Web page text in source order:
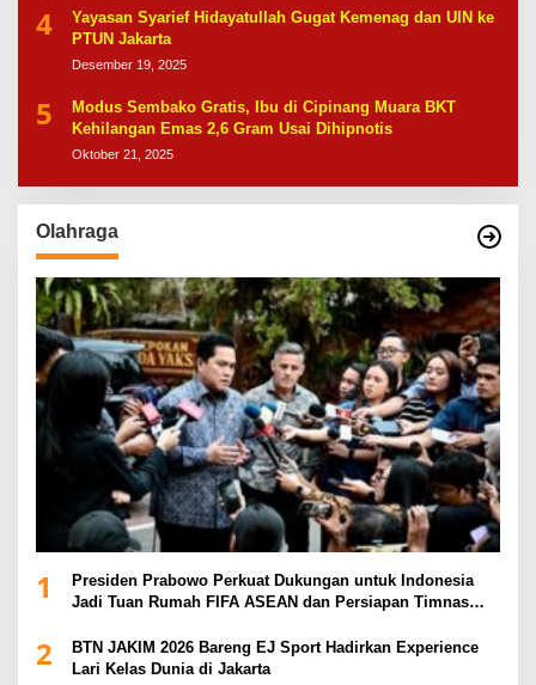
4
Yayasan Syarief Hidayatullah Gugat Kemenag dan UIN ke
PTUN Jakarta
Desember 19, 2025
5
Modus Sembako Gratis, Ibu di Cipinang Muara BKT
Kehilangan Emas 2,6 Gram Usai Dihipnotis
Oktober 21, 2025
Olahraga
1
Presiden Prabowo Perkuat Dukungan untuk Indonesia
Jadi Tuan Rumah FIFA ASEAN dan Persiapan Timnas
2
BTN JAKIM 2026 Bareng EJ Sport Hadirkan Experience
Lari Kelas Dunia di Jakarta